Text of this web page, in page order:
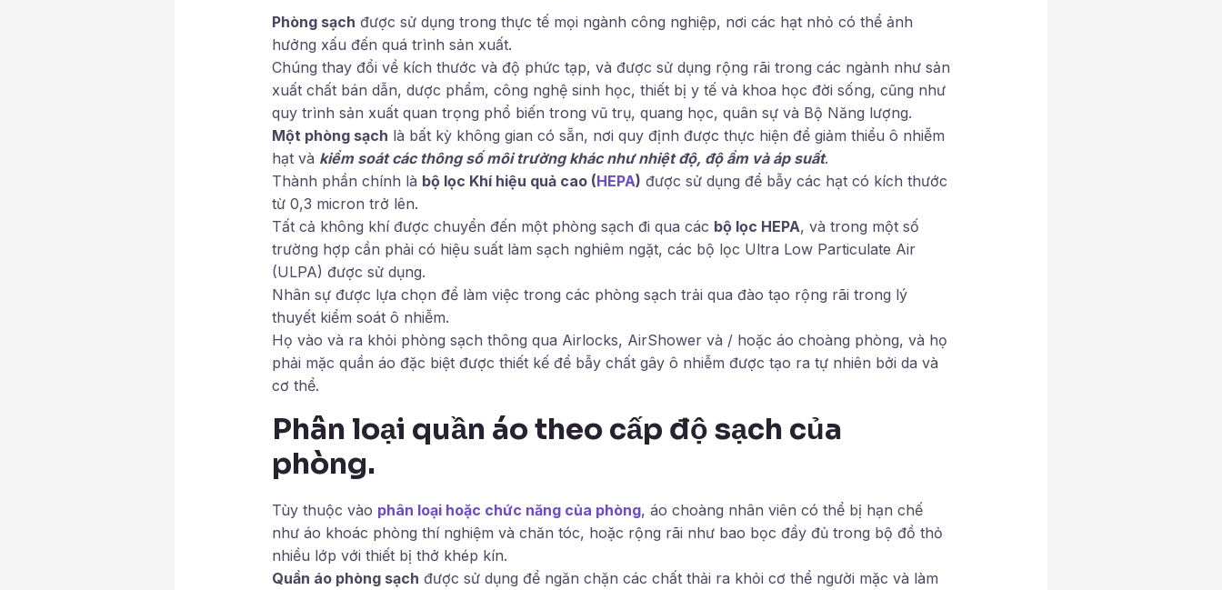
Phòng sạch được sử dụng trong thực tế mọi ngành công nghiệp, nơi các hạt nhỏ có thể ảnh
hưởng xấu đến quá trình sản xuất.
Chúng thay đổi về kích thước và độ phức tạp, và được sử dụng rộng rãi trong các ngành như sản
xuất chất bán dẫn, dược phẩm, công nghệ sinh học, thiết bị y tế và khoa học đời sống, cũng như
quy trình sản xuất quan trọng phổ biến trong vũ trụ, quang học, quân sự và Bộ Năng lượng.
Một phòng sạch là bất kỳ không gian có sẵn, nơi quy định được thực hiện để giảm thiểu ô nhiễm
hạt và kiểm soát các thông số môi trường khác như nhiệt độ, độ ẩm và áp suất.
Thành phần chính là bộ lọc Khí hiệu quả cao (HEPA) được sử dụng để bẫy các hạt có kích thước
từ 0,3 micron trở lên.
Tất cả không khí được chuyển đến một phòng sạch đi qua các bộ lọc HEPA, và trong một số
trường hợp cần phải có hiệu suất làm sạch nghiêm ngặt, các bộ lọc Ultra Low Particulate Air
(ULPA) được sử dụng.
Nhân sự được lựa chọn để làm việc trong các phòng sạch trải qua đào tạo rộng rãi trong lý
thuyết kiểm soát ô nhiễm.
Họ vào và ra khỏi phòng sạch thông qua Airlocks, AirShower và / hoặc áo choàng phòng, và họ
phải mặc quần áo đặc biệt được thiết kế để bẫy chất gây ô nhiễm được tạo ra tự nhiên bởi da và
cơ thể.
Phân loại quần áo theo cấp độ sạch của
phòng.
Tùy thuộc vào phân loại hoặc chức năng của phòng, áo choàng nhân viên có thể bị hạn chế
như áo khoác phòng thí nghiệm và chăn tóc, hoặc rộng rãi như bao bọc đầy đủ trong bộ đồ thỏ
nhiều lớp với thiết bị thở khép kín.
Quần áo phòng sạch được sử dụng để ngăn chặn các chất thải ra khỏi cơ thể người mặc và làm